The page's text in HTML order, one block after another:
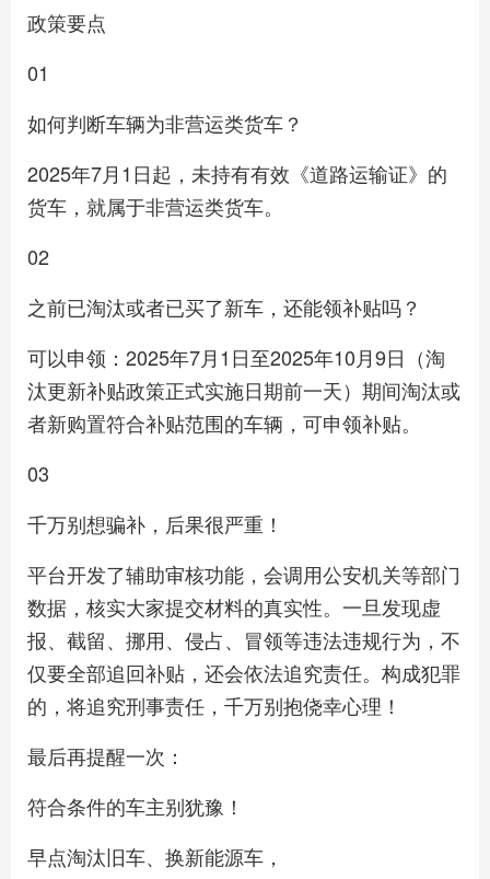
政策要点
01
如何判断车辆为非营运类货车？
2025年7月1日起，未持有有效《道路运输证》的
货车，就属于非营运类货车。
02
之前已淘汰或者已买了新车，还能领补贴吗？
可以申领：2025年7月1日至2025年10月9日（淘
汰更新补贴政策正式实施日期前一天）期间淘汰或
者新购置符合补贴范围的车辆，可申领补贴。
03
千万别想骗补，后果很严重！
平台开发了辅助审核功能，会调用公安机关等部门
数据，核实大家提交材料的真实性。一旦发现虚
报、截留、挪用、侵占、冒领等违法违规行为，不
仅要全部追回补贴，还会依法追究责任。构成犯罪
的，将追究刑事责任，千万别抱侥幸心理！
最后再提醒一次：
符合条件的车主别犹豫！
早点淘汰旧车、换新能源车，